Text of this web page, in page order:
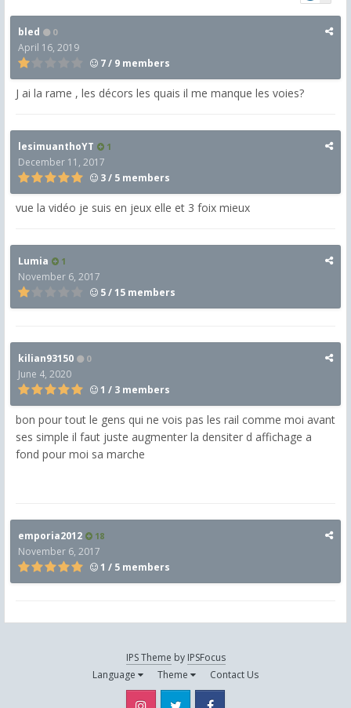
bled 0
April 16, 2019
7 / 9 members
J ai la rame , les décors les quais il me manque les voies?
lesimuanthoYT 1
December 11, 2017
3 / 5 members
vue la vidéo je suis en jeux elle et 3 foix mieux
Lumia 1
November 6, 2017
5 / 15 members
kilian93150 0
June 4, 2020
1 / 3 members
bon pour tout le gens qui ne vois pas les rail comme moi avant
ses simple il faut juste augmenter la densiter d affichage a
fond pour moi sa marche
emporia2012 18
November 6, 2017
1 / 5 members
IPS Theme by IPSFocus
Language
Theme Contact Us
Instagram Twitter